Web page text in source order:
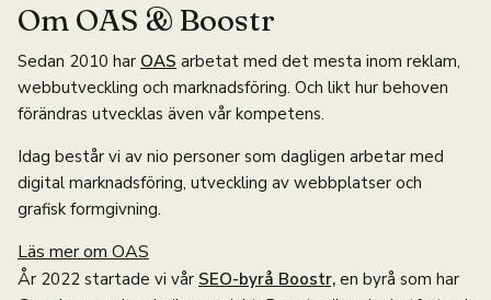
Om OAS & Boostr
Sedan 2010 har OAS arbetat med det mesta inom reklam,
webbutveckling och marknadsföring. Och likt hur behoven
förändras utvecklas även vår kompetens.
Idag består vi av nio personer som dagligen arbetar med
digital marknadsföring, utveckling av webbplatser och
grafisk formgivning.
Läs mer om OAS
År 2022 startade vi vår SEO-byrå Boostr, en byrå som har